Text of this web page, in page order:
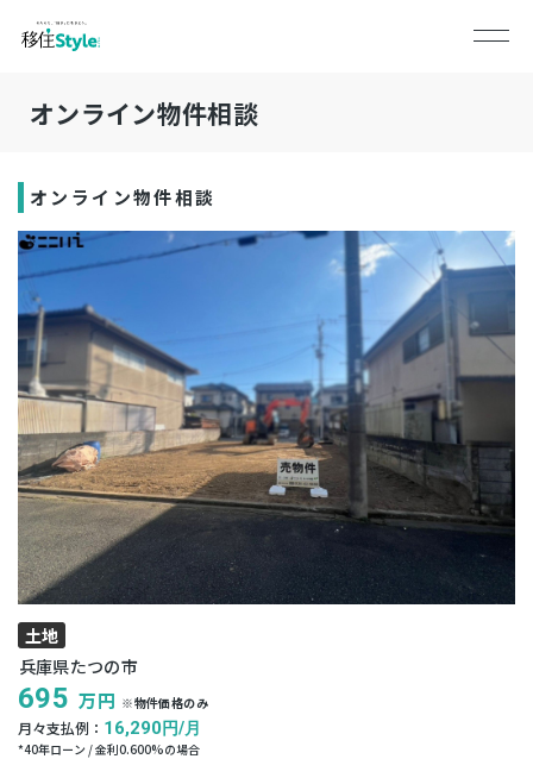
オンライン物件相談
オンライン物件相談
土地
兵庫県たつの市
695 万円 ※物件価格のみ
月々支払例： 16,290円/月
*40年ローン / 金利0.600%の場合